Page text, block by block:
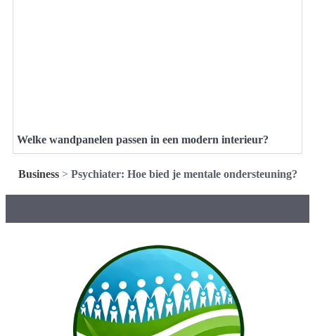
Welke wandpanelen passen in een modern interieur?
Business> Psychiater: Hoe bied je mentale ondersteuning?